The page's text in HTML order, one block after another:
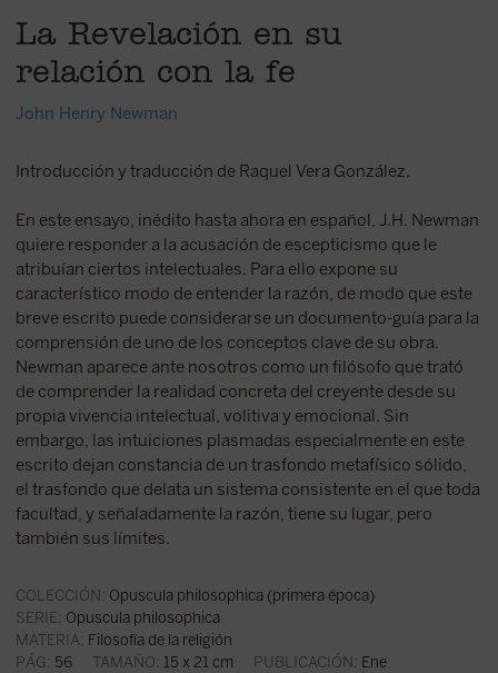
La Revelación en su
relación con la fe
John Henry Newman
Introducción y traducción de Raquel Vera González.
En este ensayo, inédito hasta ahora en español, J.H. Newman
quiere responder a la acusación de escepticismo que le
atribuían ciertos intelectuales. Para ello expone su
característico modo de entender la razón, de modo que este
breve escrito puede considerarse un documento-guía para la
comprensión de uno de los conceptos clave de su obra.
Newman aparece ante nosotros como un filósofo que trató
de comprender la realidad concreta del creyente desde su
propia vivencia intelectual, volitiva y emocional. Sin
embargo, las intuiciones plasmadas especialmente en este
escrito dejan constancia de un trasfondo metafísico sólido,
el trasfondo que delata un sistema consistente en el que toda
facultad, y señaladamente la razón, tiene su lugar, pero
también sus límites.
COLECCIÓN: Opuscula philosophica (primera época)
SERIE: Opuscula philosophica
MATERIA: Filosofía de la religión
PÁG: 56 TAMAÑO: 15 x 21 cm PUBLICACIÓN: Ene